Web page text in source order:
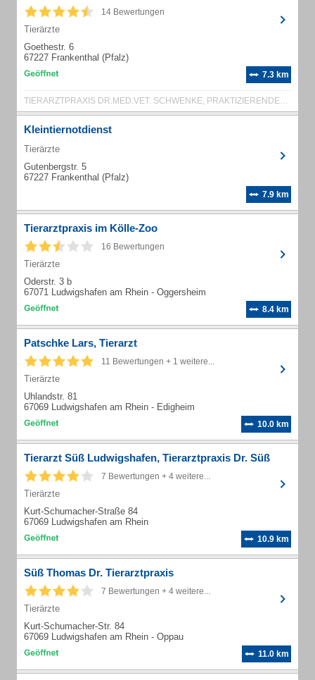
14 Bewertungen
Tierärzte
Goethestr. 6
67227 Frankenthal (Pfalz)
7.3 km
TIERARZTPRAXIS DR.MED.VET. SCHWENKE, PRAKTIZIERENDER TIERARZT
Kleintiernotdienst
Tierärzte
Gutenbergstr. 5
67227 Frankenthal (Pfalz)
7.9 km
Tierarztpraxis im Kölle-Zoo
16 Bewertungen
Tierärzte
Oderstr. 3 b
67071 Ludwigshafen am Rhein - Oggersheim
8.4 km
Patschke Lars, Tierarzt
11 Bewertungen + 1 weitere...
Tierärzte
Uhlandstr. 81
67069 Ludwigshafen am Rhein - Edigheim
10.0 km
Tierarzt Süß Ludwigshafen, Tierarztpraxis Dr. Süß
7 Bewertungen + 4 weitere...
Tierärzte
Kurt-Schumacher-Straße 84
67069 Ludwigshafen am Rhein
10.9 km
Süß Thomas Dr. Tierarztpraxis
7 Bewertungen + 4 weitere...
Tierärzte
Kurt-Schumacher-Str. 84
67069 Ludwigshafen am Rhein - Oppau
11.0 km